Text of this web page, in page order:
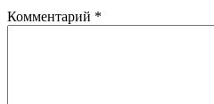
Комментарий *